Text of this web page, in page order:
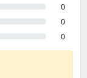
0
0
0